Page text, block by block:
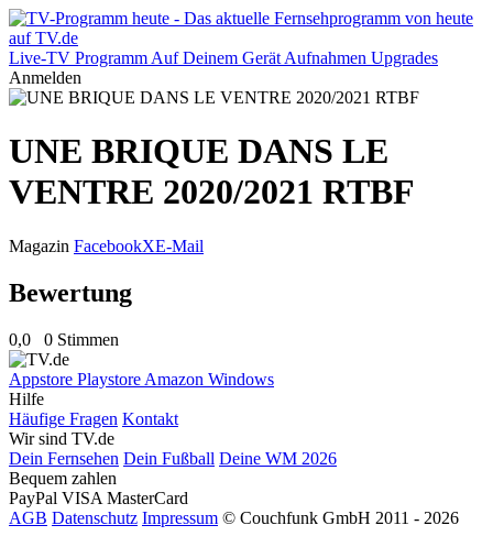
Live-TV Programm Auf Deinem Gerät Aufnahmen Upgrades
Anmelden
UNE BRIQUE DANS LE
VENTRE 2020/2021 RTBF
Magazin FacebookXE-Mail
Bewertung
0,0 0 Stimmen
Appstore Playstore Amazon Windows
Hilfe
Häufige Fragen Kontakt
Wir sind TV.de
Dein Fernsehen Dein Fußball Deine WM 2026
Bequem zahlen
PayPal VISA MasterCard
AGB Datenschutz Impressum © Couchfunk GmbH 2011 - 2026